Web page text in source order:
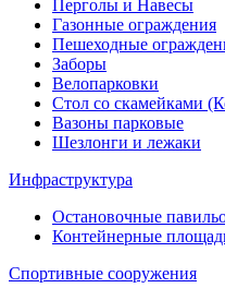
Перголы и Навесы
Газонные ограждения
Пешеходные
Заборы
Велопарковки
Стол со скамейками
Вазоны парковые
Шезлонги и лежаки
Инфраструктура
Остановочные
Контейнерные
Спортивные сооружения